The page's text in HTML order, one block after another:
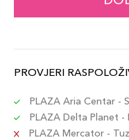
PROVJERI
PLAZA Aria Centar -
PLAZA Delta Planet -
PLAZA Mercator -